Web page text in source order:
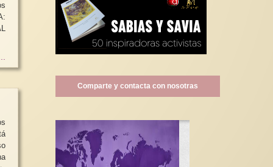
Comparte y contacta con nosotras